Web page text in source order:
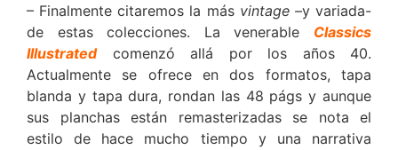
– Finalmente citaremos la más vintage –y variada-
de estas colecciones. La venerable Classics
Illustrated
comenzó allá por los años 40.
Actualmente se ofrece en dos formatos, tapa
blanda y tapa dura, rondan las 48 págs y aunque
sus planchas están remasterizadas se nota el
estilo de hace mucho tiempo y una narrativa